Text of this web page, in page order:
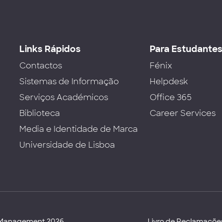
Links Rápidos
Contactos
Sistemas de Informação
Serviços Académicos
Biblioteca
Media e Identidade de Marca
Universidade de Lisboa
Para
Fénix
Helpdesk
Office 365
Career Services